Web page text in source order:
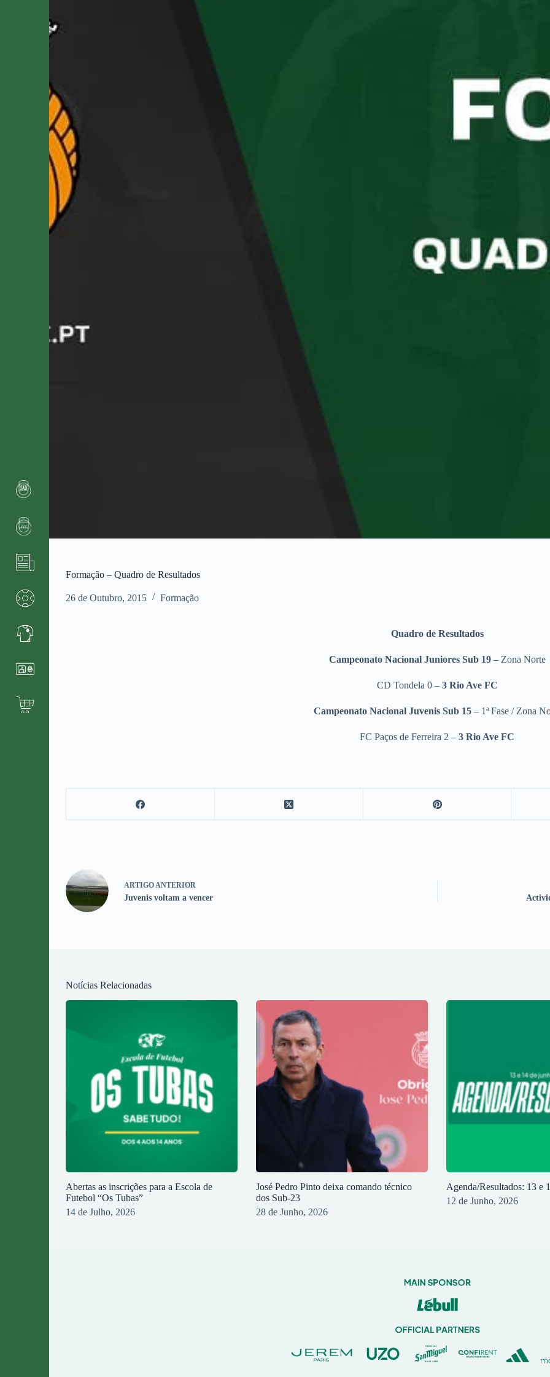
Formação – Quadro de Resultados
26 de Outubro, 2015 Formação
Quadro de Resultados
Campeonato Nacional Juniores Sub 19– Zona Norte
CD Tondela 0 –3 Rio Ave FC
Campeonato Nacional Juvenis Sub 15– 1ª Fase / Zona
FC Paços de Ferreira 2 – 3 Rio Ave FC
ARTIGO ANTERIOR
Juvenis voltam a vencer
Notícias Relacionadas
Abertas as inscrições para a Escola de
Futebol “Os Tubas”
14 de Julho, 2026
José Pedro Pinto deixa comando técnico
dos Sub-23
28 de Junho, 2026
Agenda/Resultados: 13 e
12 de Junho, 2026